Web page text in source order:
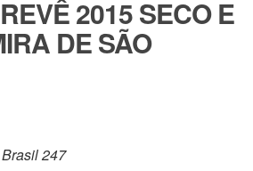
2015 SECO E
DE SÃO
Brasil 247